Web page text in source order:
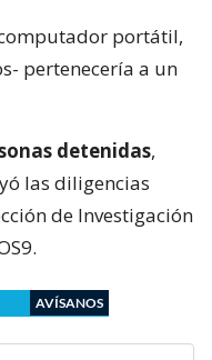
portátil,
pertenecería a un
detenidas,
las diligencias
de Investigación
AVÍSANOS